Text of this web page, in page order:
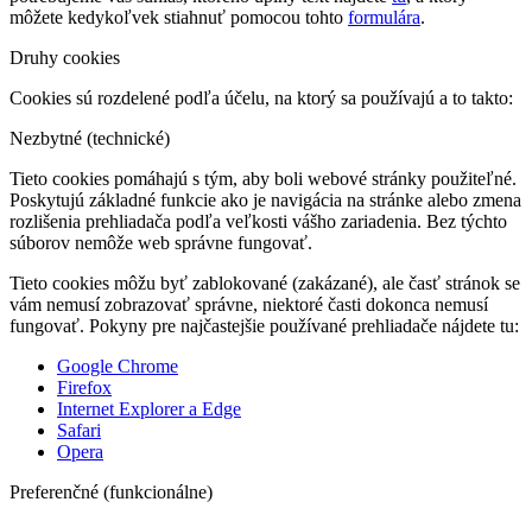
môžete kedykoľvek stiahnuť pomocou tohto formulára.
Druhy cookies
Cookies sú rozdelené podľa účelu, na ktorý sa používajú a to takto:
Nezbytné (technické)
Tieto cookies pomáhajú s tým, aby boli webové stránky použiteľné.
Poskytujú základné funkcie ako je navigácia na stránke alebo zmena
rozlišenia prehliadača podľa veľkosti vášho zariadenia. Bez týchto
súborov nemôže web správne fungovať.
Tieto cookies môžu byť zablokované (zakázané), ale časť stránok se
vám nemusí zobrazovať správne, niektoré časti dokonca nemusí
fungovať. Pokyny pre najčastejšie používané prehliadače nájdete tu:
Google Chrome
Firefox
Internet Explorer a Edge
Safari
Opera
Preferenčné (funkcionálne)